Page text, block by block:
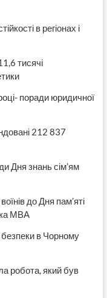
в регіонах і
тисячі
поради юридичної
212 837
Дня знань сім’ям
до Дня пам’яті
МВА
безпеки в Чорному
робота, який був